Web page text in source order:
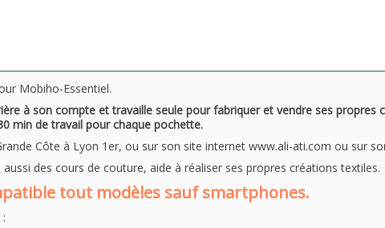
Mobiho-Essentiel.
à son compte et travaille seule pour fabriquer et vendre ses propres
min de travail pour chaque pochette.
Côte à Lyon 1er, ou sur son site internet www.ali-ati.com ou sur
des cours de couture, aide à réaliser ses propres créations textiles.
tout modèles sauf smartphones.